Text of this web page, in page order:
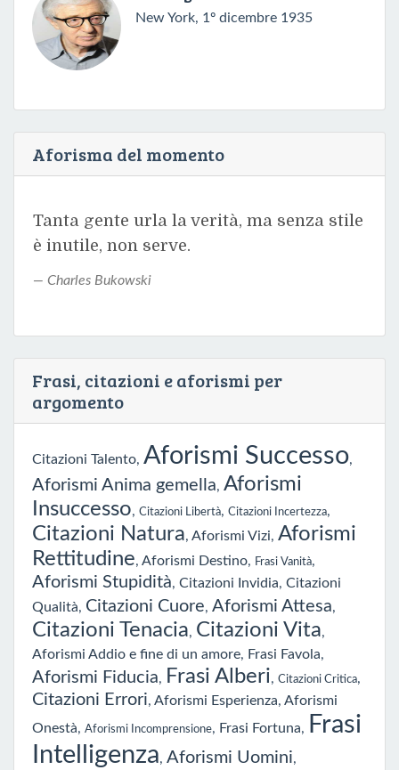
New York, 1º dicembre 1935
Aforisma del momento
Tanta gente urla la verità, ma senza stile
è inutile, non serve.
Charles Bukowski
Frasi, citazioni e aforismi per
argomento
Citazioni Talento, Aforismi Successo,
Aforismi Anima gemella, Aforismi
Insuccesso, Citazioni Libertà, Citazioni Incertezza,
Citazioni Natura, Aforismi Vizi, Aforismi
Rettitudine, Aforismi Destino, Frasi Vanità,
Aforismi Stupidità, Citazioni Invidia, Citazioni
Qualità, Citazioni Cuore, Aforismi Attesa,
Citazioni Tenacia, Citazioni Vita,
Aforismi Addio e fine di un amore, Frasi Favola,
Aforismi Fiducia, Frasi Alberi, Citazioni Critica,
Citazioni Errori, Aforismi Esperienza, Aforismi
Onestà, Aforismi Incomprensione, Frasi Fortuna,
Frasi
Intelligenza, Aforismi Uomini,